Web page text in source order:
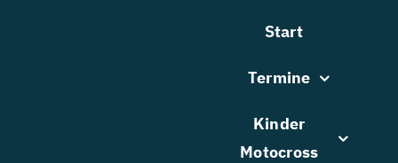
Start
Termine
Kinder
Motocross